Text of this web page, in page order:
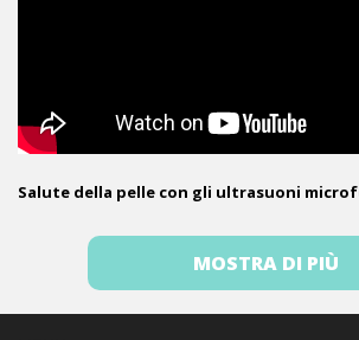
Salute della pelle con gli ultrasuoni
MOSTRA DI PIÙ